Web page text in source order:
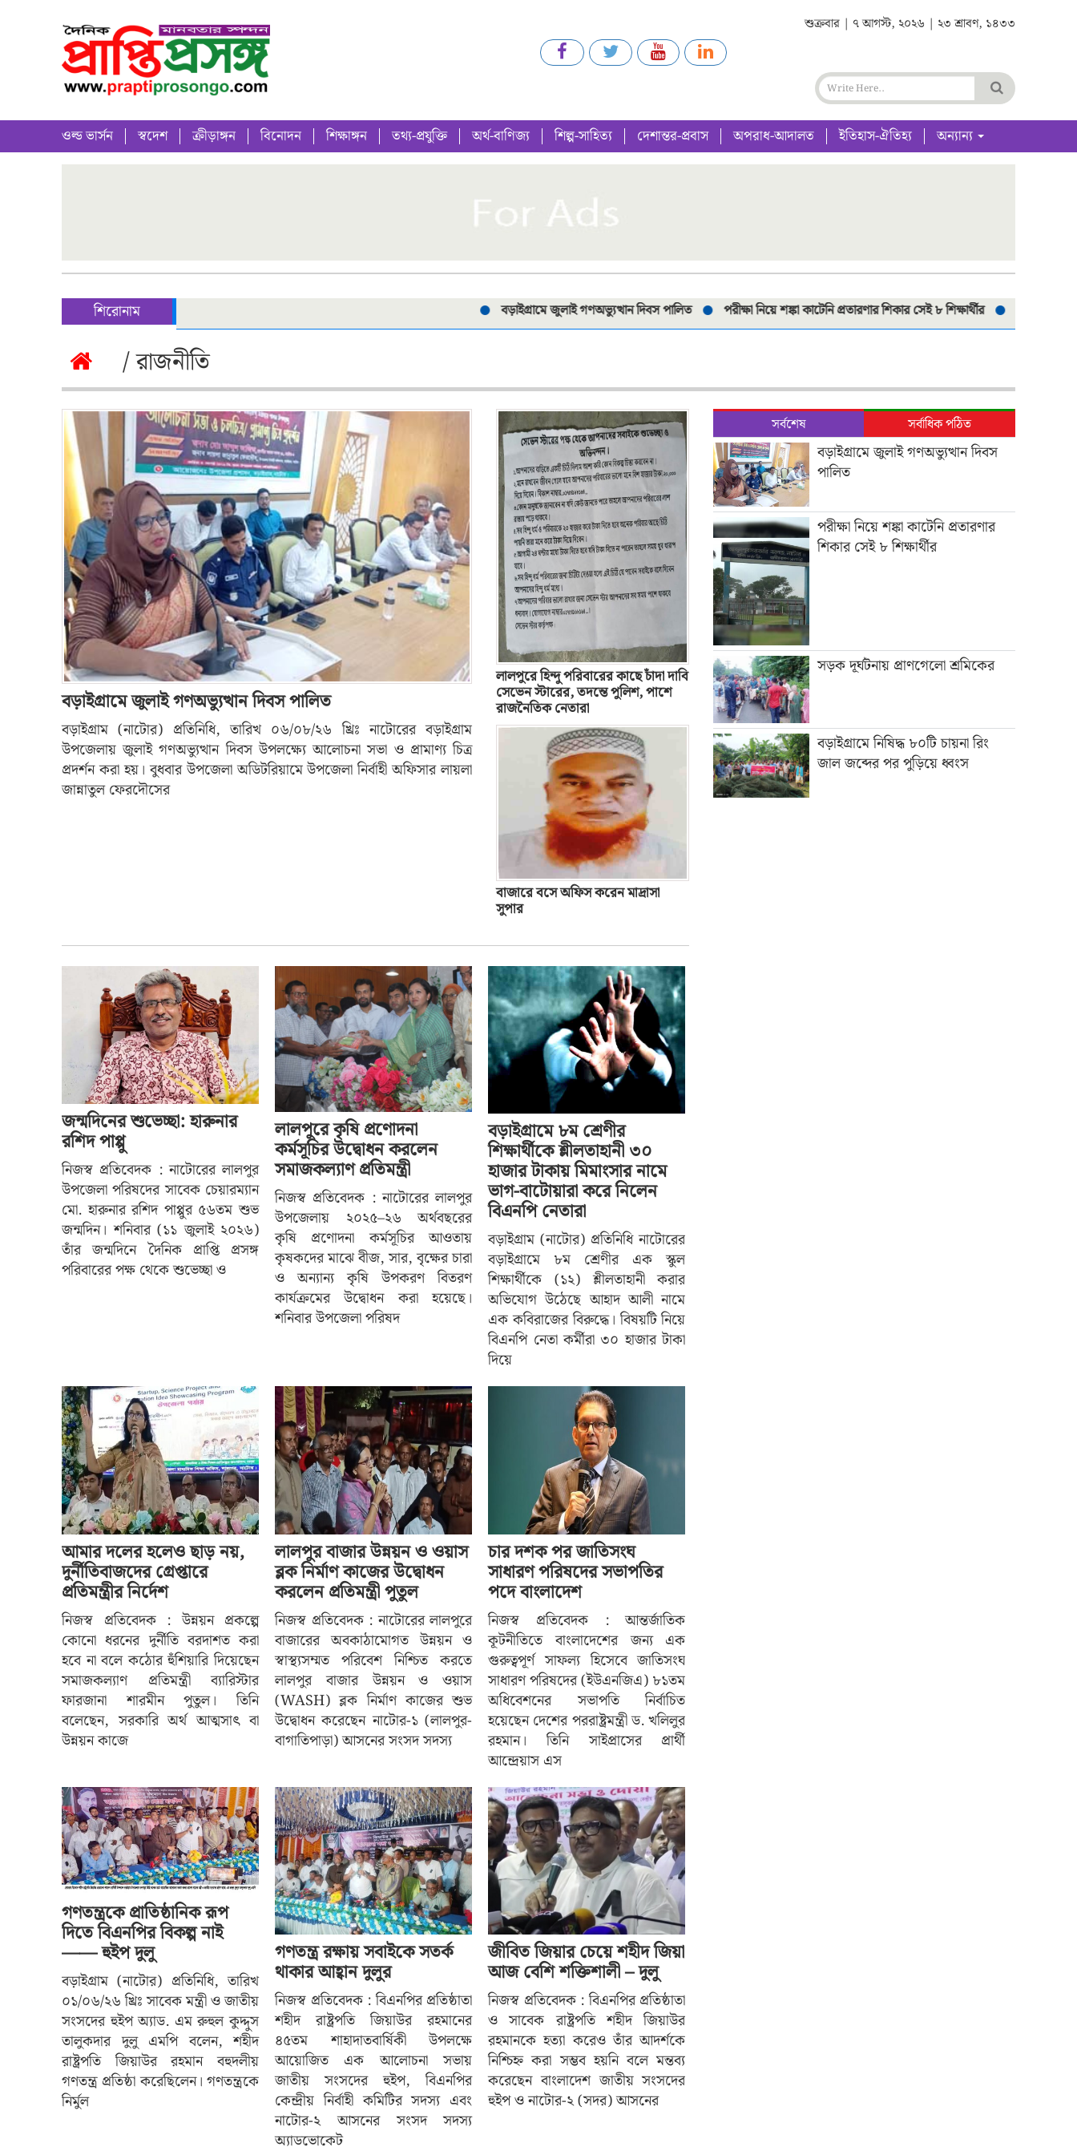
শুক্রবার | ৭ আগস্ট, ২০২৬ | ২৩ শ্রাবণ, ১৪৩৩
ওল্ড ভার্সন স্বদেশ ক্রীড়াঙ্গন বিনোদন শিক্ষাঙ্গন তথ্য-প্রযুক্তি অর্থ-বাণিজ্য শিল্প-সাহিত্য দেশান্তর-প্রবাস অপরাধ-আদালত ইতিহাস-ঐতিহ্য অন্যান্য
শিরোনাম বড়াইগ্রামে জুলাই গণঅভ্যুত্থান দিবস পালিত পরীক্ষা নিয়ে শঙ্কা কাটেনি প্রতারণার শিকার সেই ৮ শিক্ষার্থীর সড়ক দূর্ঘটনায়
/ রাজনীতি
বড়াইগ্রামে জুলাই গণঅভ্যুত্থান দিবস পালিত
বড়াইগ্রাম (নাটোর) প্রতিনিধি, তারিখ ০৬/০৮/২৬ খ্রিঃ নাটোরের বড়াইগ্রাম
উপজেলায় জুলাই গণঅভ্যুত্থান দিবস উপলক্ষ্যে আলোচনা সভা ও প্রামাণ্য চিত্র
প্রদর্শন করা হয়। বুধবার উপজেলা অডিটরিয়ামে উপজেলা নির্বাহী অফিসার লায়লা
জান্নাতুল ফেরদৌসের
লালপুরে হিন্দু পরিবারের কাছে চাঁদা দাবি
সেভেন স্টারের, তদন্তে পুলিশ, পাশে
রাজনৈতিক নেতারা
বাজারে বসে অফিস করেন মাদ্রাসা
সুপার
জন্মদিনের শুভেচ্ছা: হারুনার
রশিদ পাপ্পু
নিজস্ব প্রতিবেদক : নাটোরের লালপুর
উপজেলা পরিষদের সাবেক চেয়ারম্যান
মো. হারুনার রশিদ পাপ্পুর ৫৬তম শুভ
জন্মদিন। শনিবার (১১ জুলাই ২০২৬)
তাঁর জন্মদিনে দৈনিক প্রাপ্তি প্রসঙ্গ
পরিবারের পক্ষ থেকে শুভেচ্ছা ও
লালপুরে কৃষি প্রণোদনা
কর্মসূচির উদ্বোধন করলেন
সমাজকল্যাণ প্রতিমন্ত্রী
নিজস্ব প্রতিবেদক : নাটোরের লালপুর
উপজেলায় ২০২৫–২৬ অর্থবছরের
কৃষি প্রণোদনা কর্মসূচির আওতায়
কৃষকদের মাঝে বীজ, সার, বৃক্ষের চারা
ও অন্যান্য কৃষি উপকরণ বিতরণ
কার্যক্রমের উদ্বোধন করা হয়েছে।
শনিবার উপজেলা পরিষদ
বড়াইগ্রামে ৮ম শ্রেণীর
শিক্ষার্থীকে শ্লীলতাহানী ৩০
হাজার টাকায় মিমাংসার নামে
ভাগ-বাটোয়ারা করে নিলেন
বিএনপি নেতারা
বড়াইগ্রাম (নাটোর) প্রতিনিধি নাটোরের
বড়াইগ্রামে ৮ম শ্রেণীর এক স্কুল
শিক্ষার্থীকে (১২) শ্লীলতাহানী করার
অভিযোগ উঠেছে আহাদ আলী নামে
এক কবিরাজের বিরুদ্ধে। বিষয়টি নিয়ে
বিএনপি নেতা কর্মীরা ৩০ হাজার টাকা
দিয়ে
আমার দলের হলেও ছাড় নয়,
দুর্নীতিবাজদের গ্রেপ্তারে
প্রতিমন্ত্রীর নির্দেশ
নিজস্ব প্রতিবেদক : উন্নয়ন প্রকল্পে
কোনো ধরনের দুর্নীতি বরদাশত করা
হবে না বলে কঠোর হুঁশিয়ারি দিয়েছেন
সমাজকল্যাণ প্রতিমন্ত্রী ব্যারিস্টার
ফারজানা শারমীন পুতুল। তিনি
বলেছেন, সরকারি অর্থ আত্মসাৎ বা
উন্নয়ন কাজে
লালপুর বাজার উন্নয়ন ও ওয়াস
ব্লক নির্মাণ কাজের উদ্বোধন
করলেন প্রতিমন্ত্রী পুতুল
নিজস্ব প্রতিবেদক : নাটোরের লালপুরে
বাজারের অবকাঠামোগত উন্নয়ন ও
স্বাস্থ্যসম্মত পরিবেশ নিশ্চিত করতে
লালপুর বাজার উন্নয়ন ও ওয়াস
(WASH) ব্লক নির্মাণ কাজের শুভ
উদ্বোধন করেছেন নাটোর-১ (লালপুর-
বাগাতিপাড়া) আসনের সংসদ সদস্য
চার দশক পর জাতিসংঘ
সাধারণ পরিষদের সভাপতির
পদে বাংলাদেশ
নিজস্ব প্রতিবেদক : আন্তর্জাতিক
কূটনীতিতে বাংলাদেশের জন্য এক
গুরুত্বপূর্ণ সাফল্য হিসেবে জাতিসংঘ
সাধারণ পরিষদের (ইউএনজিএ) ৮১তম
অধিবেশনের সভাপতি নির্বাচিত
হয়েছেন দেশের পররাষ্ট্রমন্ত্রী ড. খলিলুর
রহমান। তিনি সাইপ্রাসের প্রার্থী
আন্দ্রেয়াস এস
গণতন্ত্রকে প্রাতিষ্ঠানিক রূপ
দিতে বিএনপির বিকল্প নাই
—— হুইপ দুলু
বড়াইগ্রাম (নাটোর) প্রতিনিধি, তারিখ
০১/০৬/২৬ খ্রিঃ সাবেক মন্ত্রী ও জাতীয়
সংসদের হুইপ অ্যাড. এম রুহুল কুদ্দুস
তালুকদার দুলু এমপি বলেন, শহীদ
রাষ্ট্রপতি জিয়াউর রহমান বহুদলীয়
গণতন্ত্র প্রতিষ্ঠা করেছিলেন। গণতন্ত্রকে
নির্মুল
গণতন্ত্র রক্ষায় সবাইকে সতর্ক
থাকার আহ্বান দুলুর
নিজস্ব প্রতিবেদক : বিএনপির প্রতিষ্ঠাতা
শহীদ রাষ্ট্রপতি জিয়াউর রহমানের
৪৫তম শাহাদাতবার্ষিকী উপলক্ষে
আয়োজিত এক আলোচনা সভায়
জাতীয় সংসদের হুইপ, বিএনপির
কেন্দ্রীয় নির্বাহী কমিটির সদস্য এবং
নাটোর-২ আসনের সংসদ সদস্য
অ্যাডভোকেট
জীবিত জিয়ার চেয়ে শহীদ জিয়া
আজ বেশি শক্তিশালী – দুলু
নিজস্ব প্রতিবেদক : বিএনপির প্রতিষ্ঠাতা
ও সাবেক রাষ্ট্রপতি শহীদ জিয়াউর
রহমানকে হত্যা করেও তাঁর আদর্শকে
নিশ্চিহ্ন করা সম্ভব হয়নি বলে মন্তব্য
করেছেন বাংলাদেশ জাতীয় সংসদের
হুইপ ও নাটোর-২ (সদর) আসনের
সর্বশেষ সর্বাধিক পঠিত
বড়াইগ্রামে জুলাই গণঅভ্যুত্থান দিবস
পালিত
পরীক্ষা নিয়ে শঙ্কা কাটেনি প্রতারণার
শিকার সেই ৮ শিক্ষার্থীর
সড়ক দূর্ঘটনায় প্রাণগেলো শ্রমিকের
বড়াইগ্রামে নিষিদ্ধ ৮০টি চায়না রিং
জাল জব্দের পর পুড়িয়ে ধ্বংস